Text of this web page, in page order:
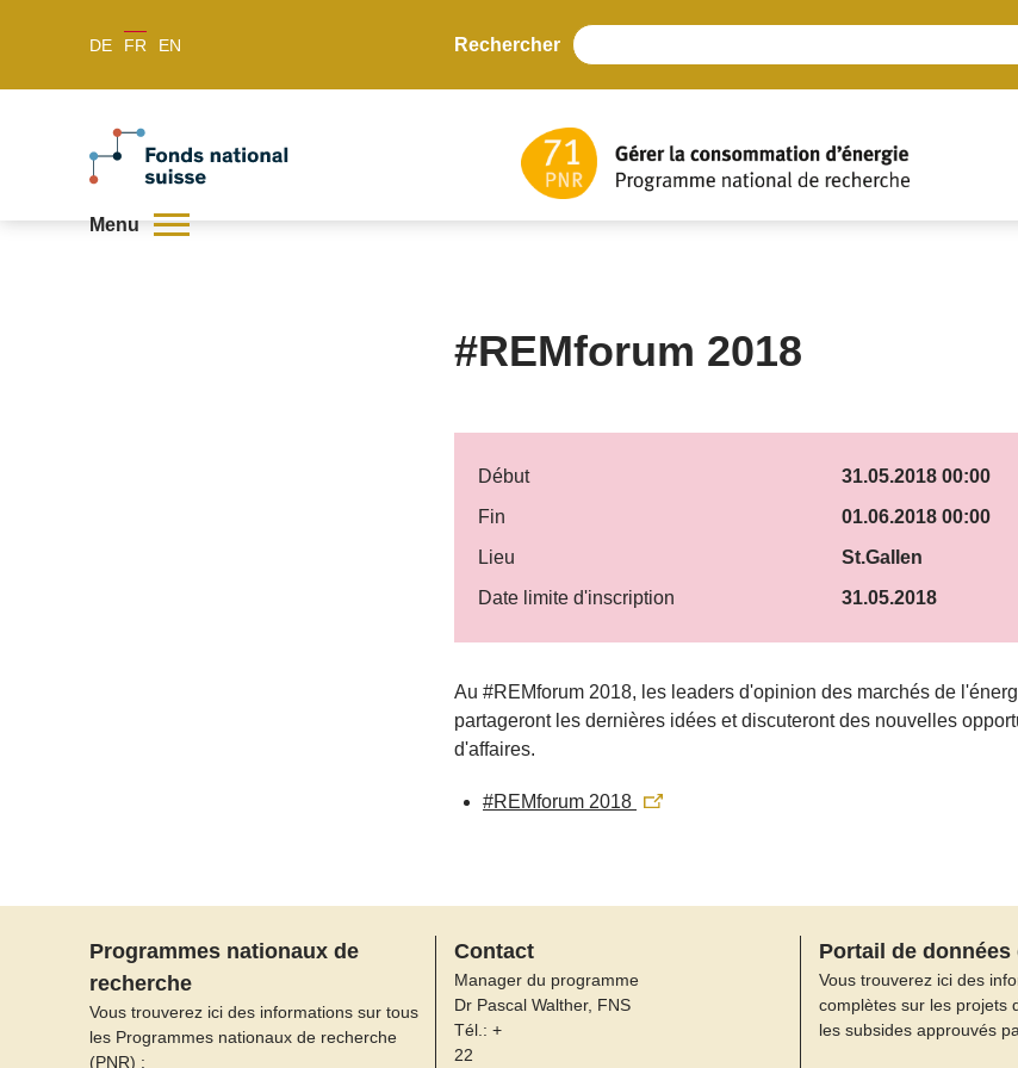
DE FR EN Rechercher
Menu
#REMforum 2018
Début
31.05.2018 00:00
Fin
01.06.2018 00:00
Lieu
St.Gallen
Date limite d'inscription
31.05.2018
Au #REMforum 2018, les leaders d'opinion des marchés de
partageront les dernières idées et discuteront des nouvelles
d'affaires.
#REMforum 2018
Programmes nationaux de
recherche
Vous trouverez ici des informations sur tous
les Programmes nationaux de recherche
(PNR) :
Contact
Manager du programme
Dr Pascal Walther, FNS
Tél.: +
22
Portail de données
Vous trouverez ici des
complètes sur les projets
les subsides approuvés